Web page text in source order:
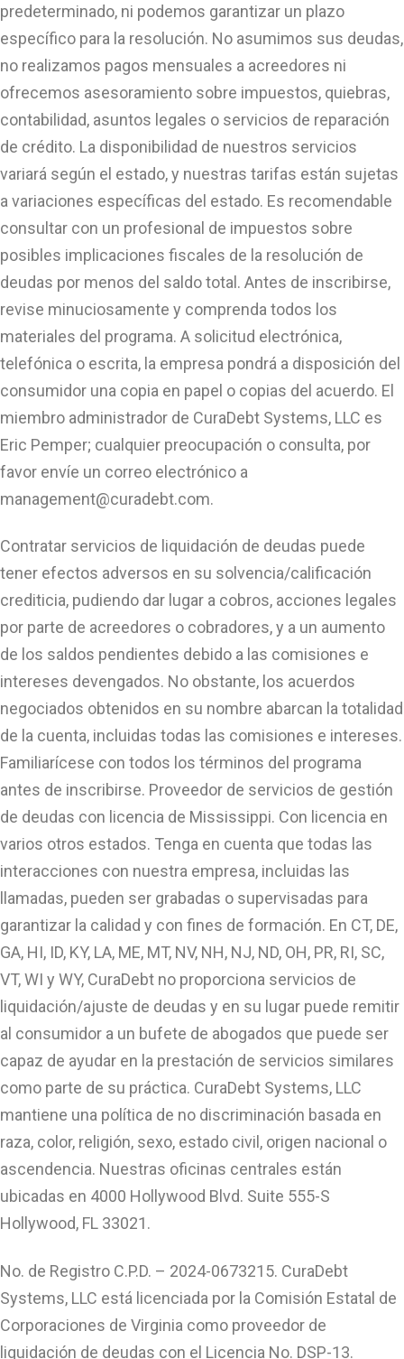
predeterminado, ni podemos garantizar un plazo
específico para la resolución. No asumimos sus deudas,
no realizamos pagos mensuales a acreedores ni
ofrecemos asesoramiento sobre impuestos, quiebras,
contabilidad, asuntos legales o servicios de reparación
de crédito. La disponibilidad de nuestros servicios
variará según el estado, y nuestras tarifas están sujetas
a variaciones específicas del estado. Es recomendable
consultar con un profesional de impuestos sobre
posibles implicaciones fiscales de la resolución de
deudas por menos del saldo total. Antes de inscribirse,
revise minuciosamente y comprenda todos los
materiales del programa. A solicitud electrónica,
telefónica o escrita, la empresa pondrá a disposición del
consumidor una copia en papel o copias del acuerdo. El
miembro administrador de CuraDebt Systems, LLC es
Eric Pemper; cualquier preocupación o consulta, por
favor envíe un correo electrónico a
management@curadebt.com.
Contratar servicios de liquidación de deudas puede
tener efectos adversos en su solvencia/calificación
crediticia, pudiendo dar lugar a cobros, acciones legales
por parte de acreedores o cobradores, y a un aumento
de los saldos pendientes debido a las comisiones e
intereses devengados. No obstante, los acuerdos
negociados obtenidos en su nombre abarcan la totalidad
de la cuenta, incluidas todas las comisiones e intereses.
Familiarícese con todos los términos del programa
antes de inscribirse. Proveedor de servicios de gestión
de deudas con licencia de Mississippi. Con licencia en
varios otros estados. Tenga en cuenta que todas las
interacciones con nuestra empresa, incluidas las
llamadas, pueden ser grabadas o supervisadas para
garantizar la calidad y con fines de formación. En CT, DE,
GA, HI, ID, KY, LA, ME, MT, NV, NH, NJ, ND, OH, PR, RI, SC,
VT, WI y WY, CuraDebt no proporciona servicios de
liquidación/ajuste de deudas y en su lugar puede remitir
al consumidor a un bufete de abogados que puede ser
capaz de ayudar en la prestación de servicios similares
como parte de su práctica. CuraDebt Systems, LLC
mantiene una política de no discriminación basada en
raza, color, religión, sexo, estado civil, origen nacional o
ascendencia. Nuestras oficinas centrales están
ubicadas en 4000 Hollywood Blvd. Suite 555-S
Hollywood, FL 33021.
No. de Registro C.P.D. – 2024-0673215. CuraDebt
Systems, LLC está licenciada por la Comisión Estatal de
Corporaciones de Virginia como proveedor de
liquidación de deudas con el Licencia No. DSP-13.